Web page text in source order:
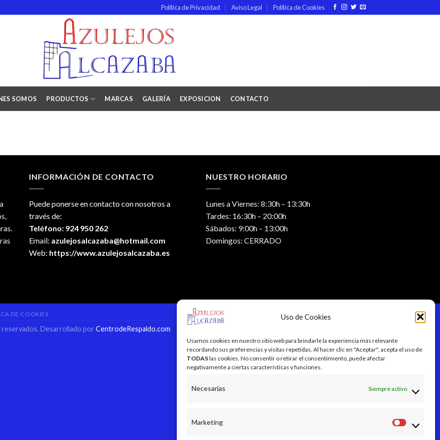
Uso de Cookies
Usamos cookies en nuestro sitio web para brindarle la experiencia más relevante
recordando sus preferencias y visitas repetidas. Al hacer clic en "Aceptar", acepta el uso de
TODASlas cookies. No consentir o retirar el consentimiento, puede afectar
negativamente a ciertas características y funciones.
Necesarias Siempre activo
Marketing
Política de Privacidad Aviso Legal Política de Cookies
SOMOS PRODUCTOS MARCAS GALERÍA EXPOSICION CONTACTO
INFORMACIÓN DE CONTACTO
Puede ponerse en contacto con nosotros a
través de:
Teléfono: 924 950 262
Email: azulejosalcazaba@hotmail.com
Web: https://www.azulejosalcazaba.es
NUESTRO HORARIO
Lunes a Viernes: 8:30h – 13:30h
Tardes: 16:30h – 20:00h
Sábados: 9:00h – 13:00h
Domingos: CERRADO
DE COOKIES
Desarrollado por CentrodeRespaldo.com